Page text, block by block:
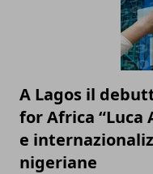
A Lagos il
for Africa “Luca
e
nigeriane